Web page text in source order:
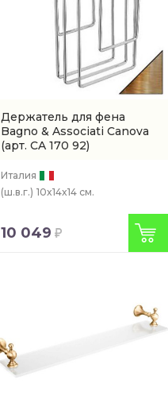
Держатель для фена
Bagno & Associati Canova
(арт. CA 170 92)
Италия
(ш.в.г.) 10x14x14 см.
10 049